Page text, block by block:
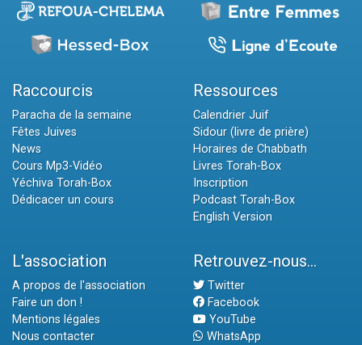
Raccourcis
Paracha de la semaine
Fêtes Juives
News
Cours Mp3-Vidéo
Yéchiva Torah-Box
Dédicacer un cours
Ressources
Calendrier Juif
Sidour (livre de prière)
Horaires de Chabbath
Livres Torah-Box
Inscription
Podcast Torah-Box
English Version
L'association
A propos de l'association
Faire un don !
Mentions légales
Nous contacter
Retrouvez-nous...
Twitter
Facebook
YouTube
WhatsApp